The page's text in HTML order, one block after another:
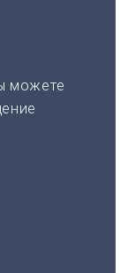
можете